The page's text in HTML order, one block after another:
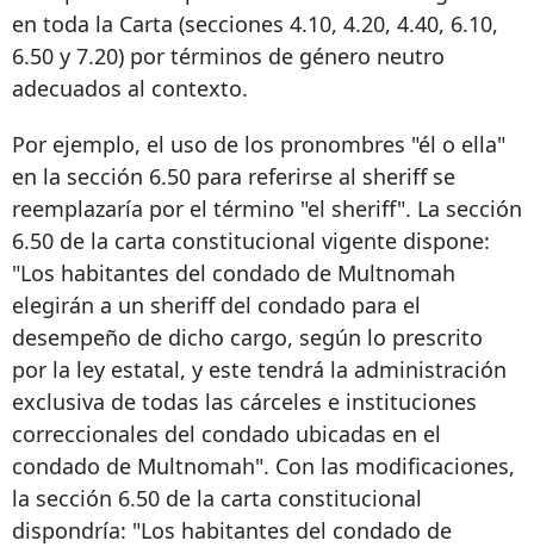
en toda la Carta (secciones 4.10, 4.20, 4.40, 6.10,
6.50 y 7.20) por términos de género neutro
adecuados al contexto.
Por ejemplo, el uso de los pronombres "él o ella"
en la sección 6.50 para referirse al sheriff se
reemplazaría por el término "el sheriff". La sección
6.50 de la carta constitucional vigente dispone:
"Los habitantes del condado de Multnomah
elegirán a un sheriff del condado para el
desempeño de dicho cargo, según lo prescrito
por la ley estatal, y este tendrá la administración
exclusiva de todas las cárceles e instituciones
correccionales del condado ubicadas en el
condado de Multnomah". Con las modificaciones,
la sección 6.50 de la carta constitucional
dispondría: "Los habitantes del condado de